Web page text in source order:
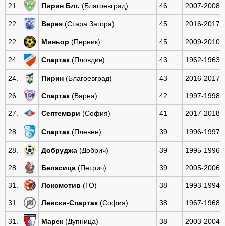
21. Пирин Блг. (Благоевград) 46 2007-2008
22. Верея (Стара Загора) 45 2016-2017
22. Миньор (Перник) 45 2009-2010
24. Спартак (Пловдив) 43 1962-1963
24. Пирин (Благоевград) 43 2016-2017
26. Спартак (Варна) 42 1997-1998
27. Септември (София) 41 2017-2018
28. Спартак (Плевен) 39 1996-1997
28. Добруджа (Добрич) 39 1995-1996
28. Беласица (Петрич) 39 2005-2006
31. Локомотив (ГО) 38 1993-1994
31. Левски-Спартак (София) 38 1967-1968
31. Марек (Дупница) 38 2003-2004